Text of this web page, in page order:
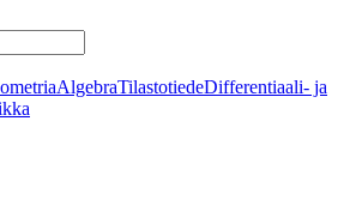
AlgebraTilastotiedeDifferentiaali- ja